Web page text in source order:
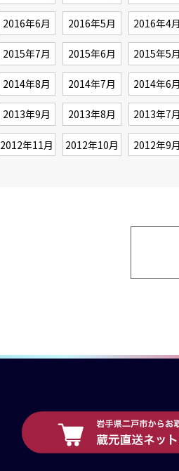
2016年6月 2016年5月 2016年4月
2015年7月 2015年6月 2015年5月
2014年8月 2014年7月 2014年6月
2013年9月 2013年8月 2013年7月
2012年11月 2012年10月 2012年9月